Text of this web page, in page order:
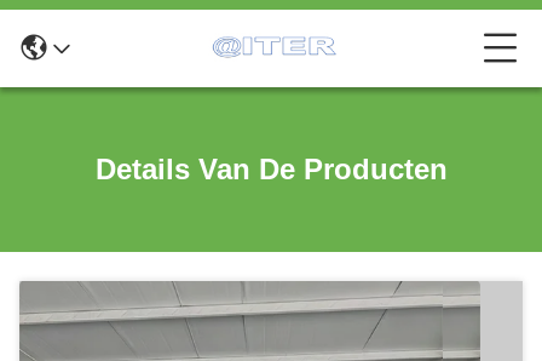
Details Van De Producten